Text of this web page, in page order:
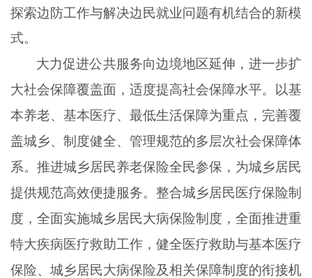
探索边防工作与解决边民就业问题有机结合的新模
式。
大力促进公共服务向边境地区延伸，进一步扩
大社会保障覆盖面，适度提高社会保障水平。以基
本养老、基本医疗、最低生活保障为重点，完善覆
盖城乡、制度健全、管理规范的多层次社会保障体
系。推进城乡居民养老保险全民参保，为城乡居民
提供规范高效便捷服务。整合城乡居民医疗保险制
度，全面实施城乡居民大病保险制度，全面推进重
特大疾病医疗救助工作，健全医疗救助与基本医疗
保险、城乡居民大病保险及相关保障制度的衔接机